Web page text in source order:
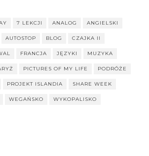
7 LEKCJI ANALOG ANGIELSKI
AUTOSTOP BLOG CZAJKA II
FRANCJA JĘZYKI MUZYKA
PICTURES OF MY LIFE PODRÓŻE
PROJEKT ISLANDIA SHARE WEEK
WEGAŃSKO WYKOPALISKO